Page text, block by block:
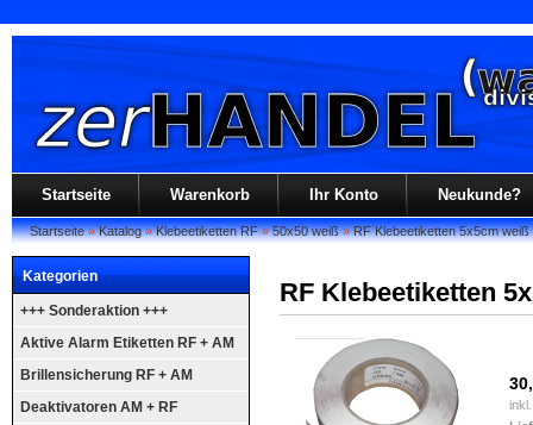
Startseite Warenkorb Ihr Konto Neukunde?
Startseite»Katalog»Klebeetiketten RF»50x50 weiß»RF Klebeetiketten 5x5cm weiß
Kategorien
+++ Sonderaktion +++
Aktive Alarm Etiketten RF + AM
Brillensicherung RF + AM
Deaktivatoren AM + RF
RF Klebeetiketten